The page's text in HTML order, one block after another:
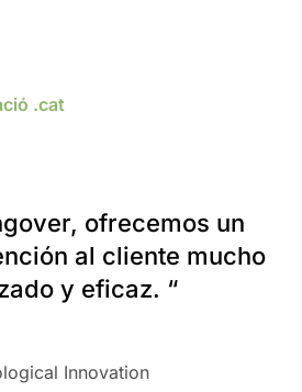
.cat
ofrecemos un
al cliente mucho
y eficaz. “
Innovation